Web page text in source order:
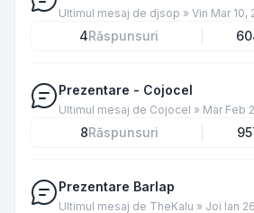
Ultimul mesaj de djsop » Vin Mar 10,
4Răspunsuri
Prezentare - Cojocel
Ultimul mesaj de Cojocel » Mar Feb
8Răspunsuri
Prezentare Barlap
Ultimul mesaj de TheKalu » Joi Ian